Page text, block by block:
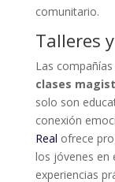
comunitario.
Talleres
Las
clases
solo son
conexión
Real ofrece
los jóvenes en
experiencias